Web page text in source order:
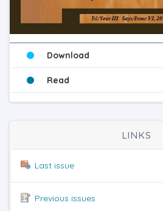
Download
Read
LINKS
Last issue
Previous issues